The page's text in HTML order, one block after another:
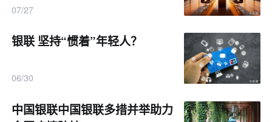
07/27
银联 坚持“惯着”年轻人？
06/30
中国银联中国银联多措并举助力